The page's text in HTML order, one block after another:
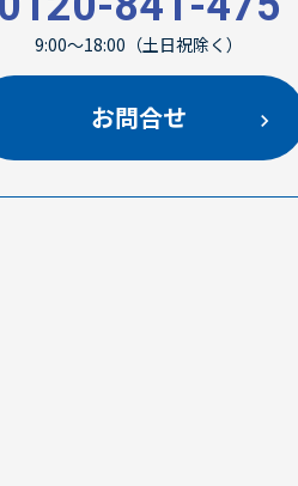
9:00～18:00（土日祝除く）
お問合せ